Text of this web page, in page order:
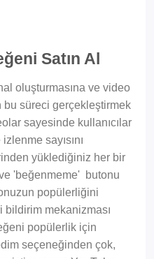
Satın Al
oluşturmasına ve video
süreci gerçekleştirmek
sayesinde kullanıcılar
sayısını
yüklediğiniz her bir
'beğenmeme' butonu
popülerliğini
bildirim mekanizması
popülerlik için
seçeneğinden çok,